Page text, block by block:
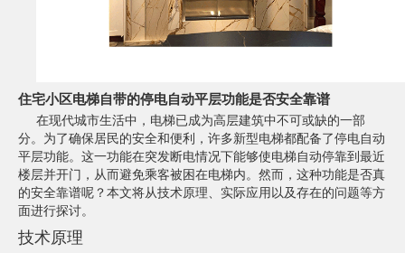
住宅小区电梯自带的停电自动平层功能是否安全靠谱
在现代城市生活中，电梯已成为高层建筑中不可或缺的一部
分。为了确保居民的安全和便利，许多新型电梯都配备了停电自动
平层功能。这一功能在突发断电情况下能够使电梯自动停靠到最近
楼层并开门，从而避免乘客被困在电梯内。然而，这种功能是否真
的安全靠谱呢？本文将从技术原理、实际应用以及存在的问题等方
面进行探讨。
技术原理